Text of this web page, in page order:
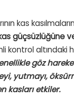
kas
güçsüzlüğüne
kontrol altındaki
göz
yutmayı,
kasları etkiler.